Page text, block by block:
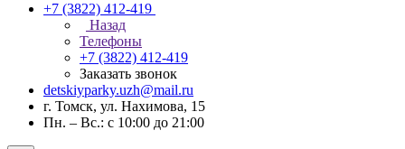
+7 (3822) 412-419
Назад
Телефоны
+7 (3822) 412-419
Заказать звонок
detskiyparky.uzh@mail.ru
г. Томск, ул. Нахимова, 15
Пн. – Вс.: с 10:00 до 21:00